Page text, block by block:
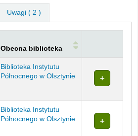
Uwagi ( 2 )
Obecna biblioteka
Biblioteka Instytutu
Północnego w Olsztynie
Biblioteka Instytutu
Północnego w Olsztynie